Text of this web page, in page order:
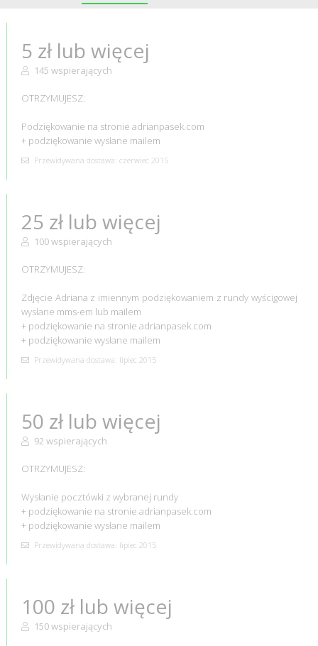
5 zł lub więcej
145 wspierających
OTRZYMUJESZ:
Podziękowanie na stronie adrianpasek.com
+ podziękowanie wysłane mailem
Przewidywana dostawa: czerwiec 2015
25 zł lub więcej
100 wspierających
OTRZYMUJESZ:
Zdjęcie Adriana z imiennym podziękowaniem z rundy wyścigowej
wysłane mms-em lub mailem
+ podziękowanie na stronie adrianpasek.com
+ podziękowanie wysłane mailem
Przewidywana dostawa: lipiec 2015
50 zł lub więcej
92 wspierających
OTRZYMUJESZ:
Wysłanie pocztówki z wybranej rundy
+ podziękowanie na stronie adrianpasek.com
+ podziękowanie wysłane mailem
Przewidywana dostawa: lipiec 2015
100 zł lub więcej
150 wspierających